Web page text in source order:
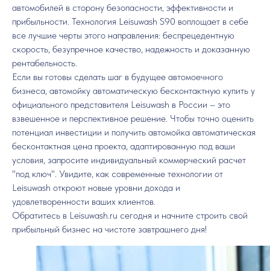
автомобилей в сторону безопасности, эффективности и
прибыльности. Технология Leisuwash S90 воплощает в себе
все лучшие черты этого направления: беспрецедентную
скорость, безупречное качество, надежность и доказанную
рентабельность.
Если вы готовы сделать шаг в будущее автомоечного
бизнеса, автомойку автоматическую бесконтактную купить у
официального представителя Leisuwash в России – это
взвешенное и перспективное решение. Чтобы точно оценить
потенциал инвестиции и получить автомойка автоматическая
бесконтактная цена проекта, адаптированную под ваши
условия, запросите индивидуальный коммерческий расчет
"под ключ". Увидите, как современные технологии от
Leisuwash откроют новые уровни дохода и
удовлетворенности ваших клиентов.
Обратитесь в Leisuwash.ru сегодня и начните строить свой
прибыльный бизнес на чистоте завтрашнего дня!